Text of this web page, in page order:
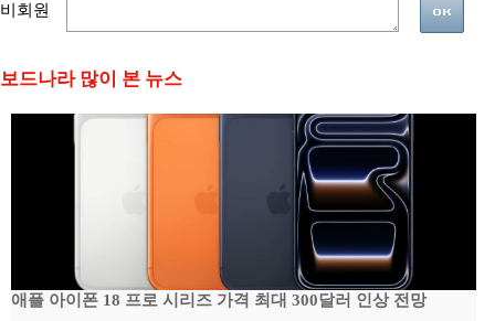
비회원
보드나라 많이 본 뉴스
애플 아이폰 18 프로 시리즈 가격 최대 300달러 인상 전망